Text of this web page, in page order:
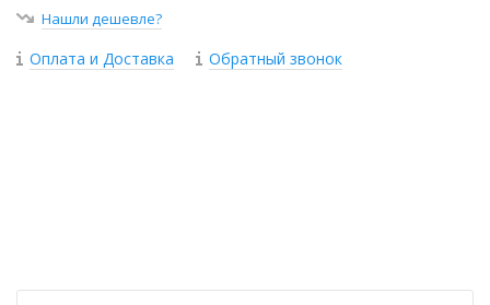
Нашли дешевле?
Оплата и Доставка Обратный звонок